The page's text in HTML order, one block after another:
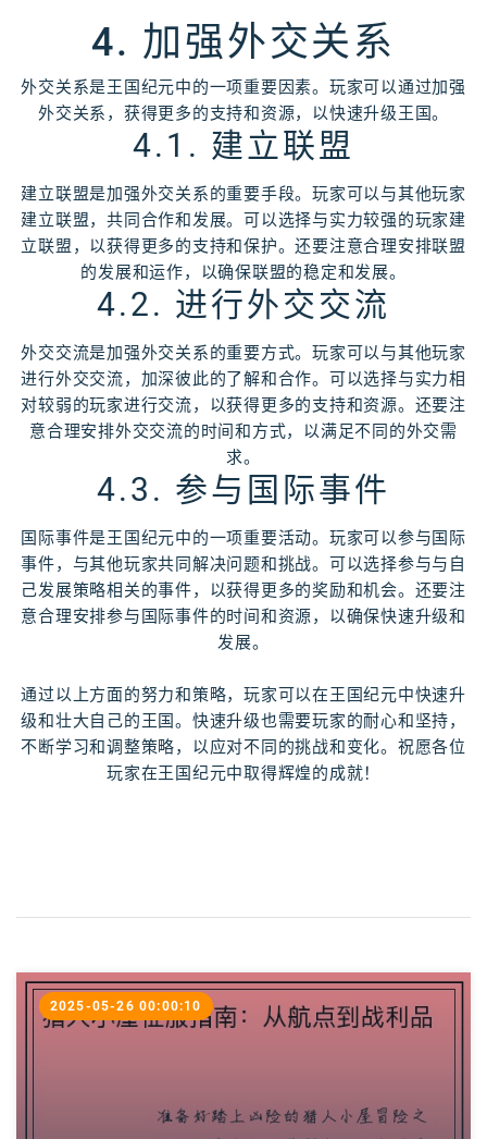
4. 加强外交关系
外交关系是王国纪元中的一项重要因素。玩家可以通过加强
外交关系，获得更多的支持和资源，以快速升级王国。
4.1. 建立联盟
建立联盟是加强外交关系的重要手段。玩家可以与其他玩家
建立联盟，共同合作和发展。可以选择与实力较强的玩家建
立联盟，以获得更多的支持和保护。还要注意合理安排联盟
的发展和运作，以确保联盟的稳定和发展。
4.2. 进行外交交流
外交交流是加强外交关系的重要方式。玩家可以与其他玩家
进行外交交流，加深彼此的了解和合作。可以选择与实力相
对较弱的玩家进行交流，以获得更多的支持和资源。还要注
意合理安排外交交流的时间和方式，以满足不同的外交需
求。
4.3. 参与国际事件
国际事件是王国纪元中的一项重要活动。玩家可以参与国际
事件，与其他玩家共同解决问题和挑战。可以选择参与与自
己发展策略相关的事件，以获得更多的奖励和机会。还要注
意合理安排参与国际事件的时间和资源，以确保快速升级和
发展。
通过以上方面的努力和策略，玩家可以在王国纪元中快速升
级和壮大自己的王国。快速升级也需要玩家的耐心和坚持，
不断学习和调整策略，以应对不同的挑战和变化。祝愿各位
玩家在王国纪元中取得辉煌的成就！
2025-05-26 00:00:10